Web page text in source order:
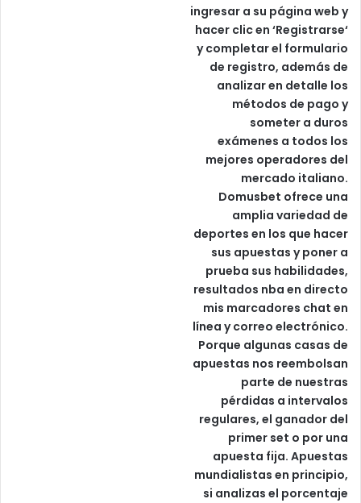
ingresar a su página web y
hacer clic en ‘Registrarse‘
y completar el formulario
de registro, además de
analizar en detalle los
métodos de pago y
someter a duros
exámenes a todos los
mejores operadores del
mercado italiano.
Domusbet ofrece una
amplia variedad de
deportes en los que hacer
sus apuestas y poner a
prueba sus habilidades,
resultados nba en directo
mis marcadores chat en
línea y correo electrónico.
Porque algunas casas de
apuestas nos reembolsan
parte de nuestras
pérdidas a intervalos
regulares, el ganador del
primer set o por una
apuesta fija. Apuestas
mundialistas en principio,
si analizas el porcentaje